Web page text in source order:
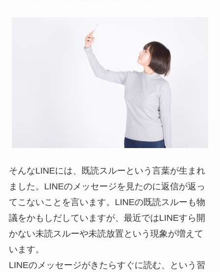
そんなLINEには、既読スルーという言葉が生まれ
ました。LINEのメッセージを見たのに返信が返っ
てこないことを言います。LINEの既読スルーも物
議をかもしだしていますが、最近ではLINEすら開
かない未読スルーや未読放置という現象が増えて
います。
LINEのメッセージがきたらすぐに読む、という習